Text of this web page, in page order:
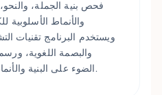
والأنماط
ويستخدم البرنامج تقنيات
والبصمة اللغوية،
الضوء على البنية والأنماط في مختلف المستندات.